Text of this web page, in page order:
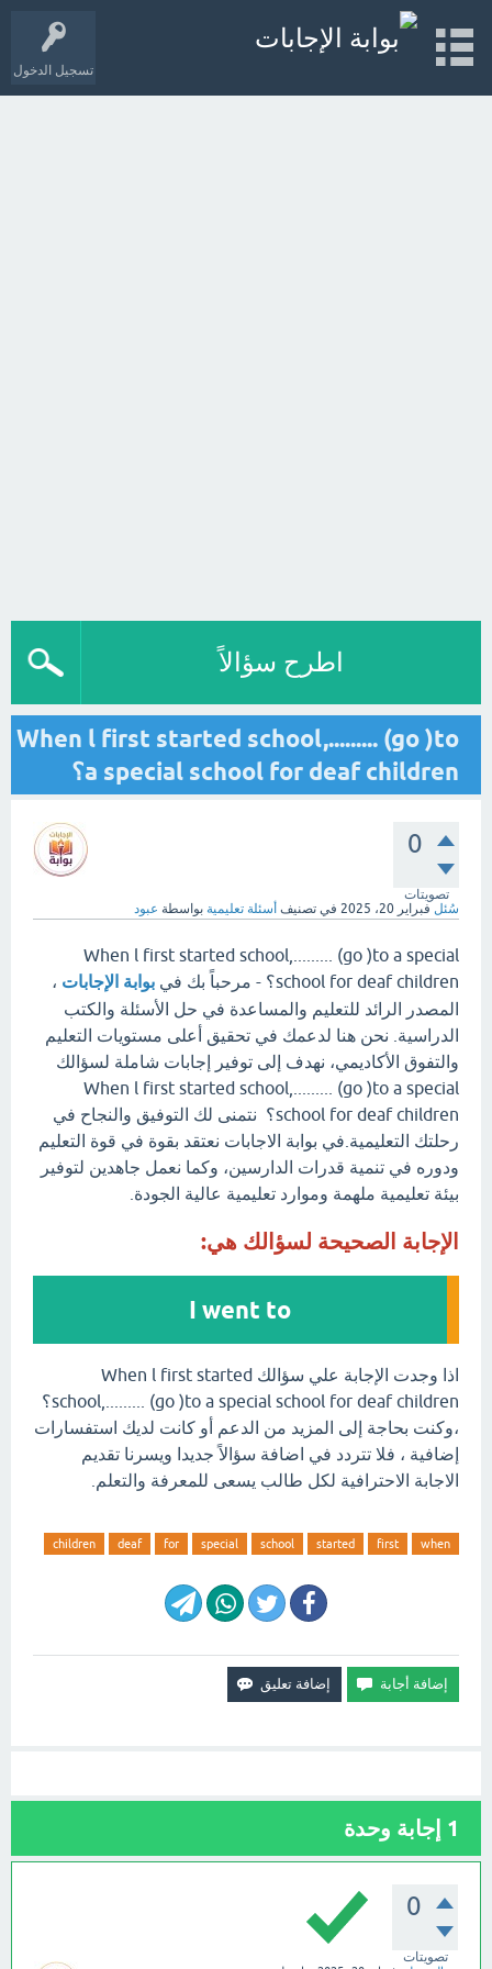
تسجيل الدخول
اطرح سؤالاً
When l first started school,......... (go )to
a special school for deaf children؟
0
تصويتات
سُئل فبراير 20، 2025 في تصنيف أسئلة تعليمية بواسطة عبود
When l first started school,......... (go )to a special
school for deaf children؟ - مرحباً بك في
بوابة الإجابات ،
المصدر الرائد للتعليم والمساعدة في حل الأسئلة والكتب
الدراسية. نحن هنا لدعمك في تحقيق أعلى مستويات التعليم
والتفوق الأكاديمي، نهدف إلى توفير إجابات شاملة لسؤالك
When l first started school,......... (go )to a special
school for deaf children؟ نتمنى لك التوفيق والنجاح في
رحلتك التعليمية.في بوابة الاجابات نعتقد بقوة في قوة التعليم
ودوره في تنمية قدرات الدارسين، وكما نعمل جاهدين لتوفير
بيئة تعليمية ملهمة وموارد تعليمية عالية الجودة.
الإجابة الصحيحة لسؤالك هي:
I went to
اذا وجدت الإجابة علي سؤالك When l first started
school,......... (go )to a special school for deaf children؟
،وكنت بحاجة إلى المزيد من الدعم أو كانت لديك استفسارات
إضافية ، فلا تتردد في اضافة سؤالاً جديدا ويسرنا تقديم
الاجابة الاحترافية لكل طالب يسعى للمعرفة والتعلم.
when
first
started
school
special
for
deaf
children
1 إجابة وحدة
0
تصويتات